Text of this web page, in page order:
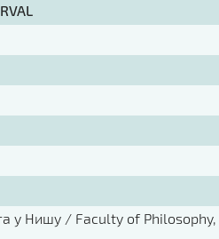
у Нишу / Faculty of